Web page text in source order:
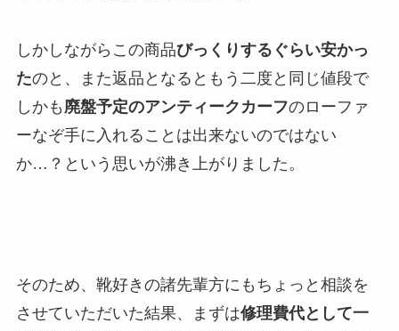
しかしながらこの商品びっくりするぐらい安かっ
たのと、また返品となるともう二度と同じ値段で
しかも 廃盤予定のアンティークカーフのローファ
ーなぞ手に入れることは出来ないのではない
か…？という思いが沸き上がりました。
そのため、靴好きの諸先輩方にもちょっと相談を
させていただいた結果、まずは修理費代として一